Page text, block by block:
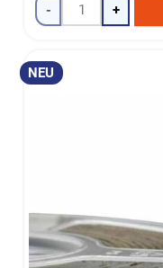
- +
NEU